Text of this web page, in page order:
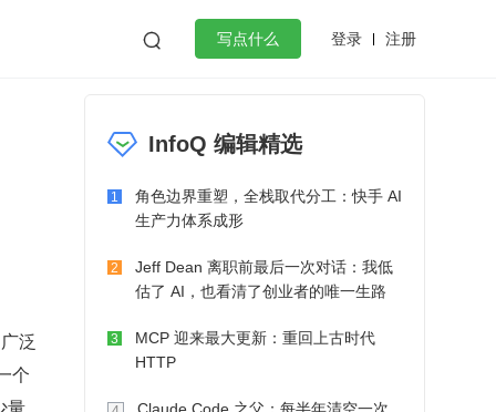
 写点什么 登录 注册
微服务架构 flutter
泛
个
InfoQ 编辑精选
1
角色边界重塑，全栈取代分工：快手 AI
生产力体系成形
2
Jeff Dean 离职前最后一次对话：我低
估了 AI，也看清了创业者的唯一生路
3
MCP 迎来最大更新：重回上古时代
HTTP